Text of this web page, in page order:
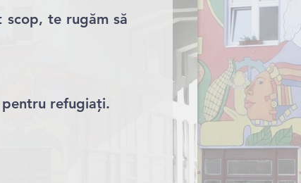
scop, te rugăm să
pentru refugiați.